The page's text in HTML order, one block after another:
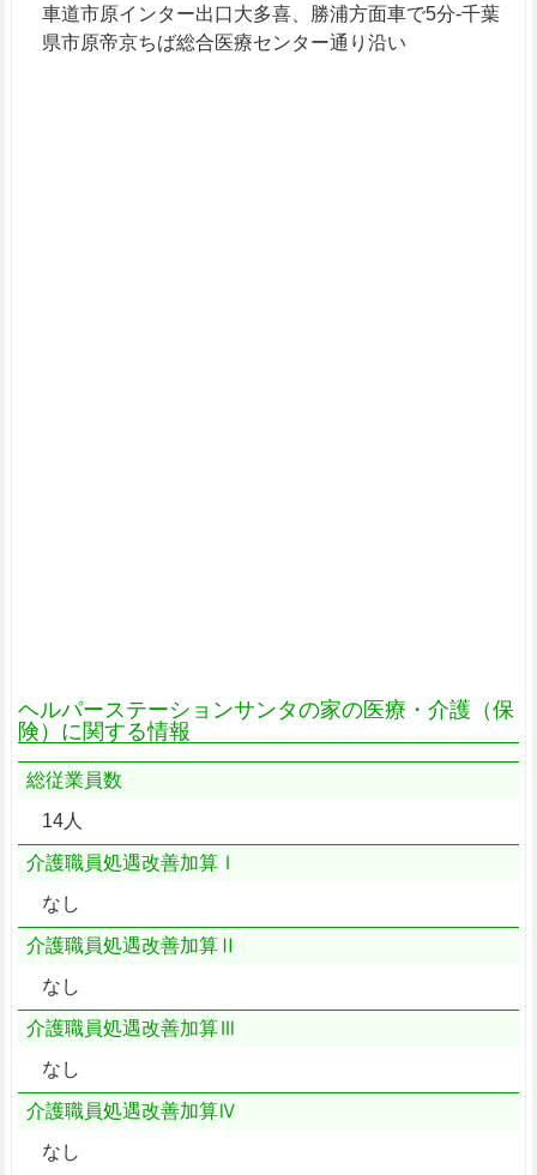
車道市原インター出口大多喜、勝浦方面車で5分-千葉
県市原帝京ちば総合医療センター通り沿い
ヘルパーステーションサンタの家の医療・介護（保
険）に関する情報
総従業員数
14人
介護職員処遇改善加算Ⅰ
なし
介護職員処遇改善加算Ⅱ
なし
介護職員処遇改善加算Ⅲ
なし
介護職員処遇改善加算Ⅳ
なし